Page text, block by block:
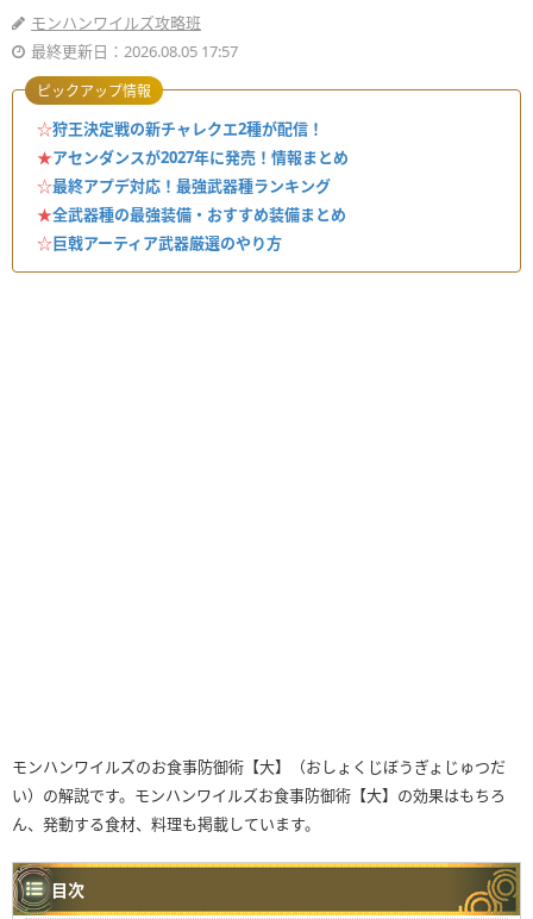
モンハンワイルズ攻略班
最終更新日：2026.08.05 17:57
☆狩王決定戦の新チャレクエ2種が配信！
★アセンダンスが2027年に発売！情報まとめ
☆最終アプデ対応！最強武器種ランキング
★全武器種の最強装備・おすすめ装備まとめ
☆巨戟アーティア武器厳選のやり方
ピックアップ情報
モンハンワイルズのお食事防御術【大】（おしょくじぼうぎょじゅつだ
い）の解説です。モンハンワイルズお食事防御術【大】の効果はもちろ
ん、発動する食材、料理も掲載しています。
目次